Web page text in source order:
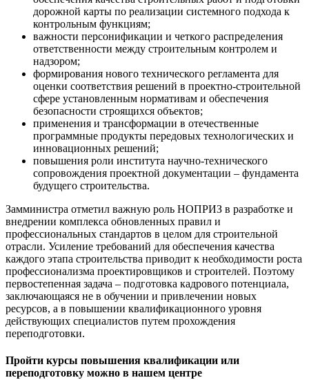
дорожной карты по реализации системного подхода к
контрольным функциям;
важности персонификации и четкого распределения
ответственности между строительным контролем и
надзором;
формирования нового технического регламента для
оценки соответствия решений в проектно-строительной
сфере установленным нормативам и обеспечения
безопасности строящихся объектов;
применения и трансформации в отечественные
программные продукты передовых технологических и
инновационных решений;
повышения роли института научно-технического
сопровождения проектной документации – фундамента
будущего строительства.
Замминистра отметил важную роль НОПРИЗ в разработке и
внедрении комплекса обновленных правил и
профессиональных стандартов в целом для строительной
отрасли. Усиление требований для обеспечения качества
каждого этапа строительства приводит к необходимости роста
профессионализма проектировщиков и строителей. Поэтому
первостепенная задача – подготовка кадрового потенциала,
заключающаяся не в обучении и привлечении новых
ресурсов, а в повышении квалификационного уровня
действующих специалистов путем прохождения
переподготовки.
Пройти курсы повышения квалификации или
переподготовку можно в нашем центре